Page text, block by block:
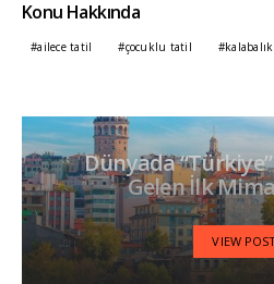
Konu Hakkında
ailece tatil çocuklu tatil
Dünyada
Gelen İlk
VIEW